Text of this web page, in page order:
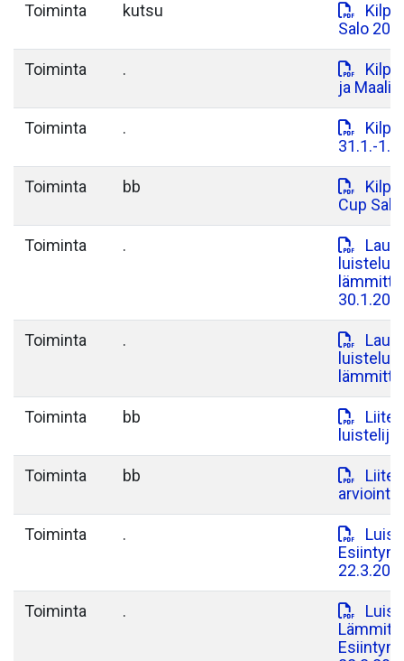
Toiminta kutsu
Salo
Toiminta .
ja
Toiminta .
31.1.-
Toiminta bb
Cup
Toiminta .
Toiminta .
Toiminta bb
Liite
Toiminta bb
Liite
Toiminta .
Toiminta .